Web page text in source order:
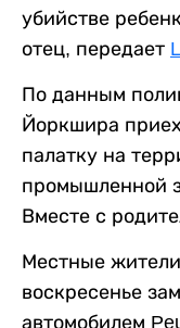
убийстве
отец, передает
По данным
Йоркшира
палатку на
промышленной
Вместе с
Местные
воскресенье
автомобилем